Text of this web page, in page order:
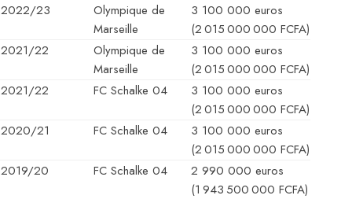
2022/23
Olympique de
Marseille
3 100 000 euros
(2 015 000 000 FCFA)
2021/22
Olympique de
Marseille
3 100 000 euros
(2 015 000 000 FCFA)
2021/22
FC Schalke 04
3 100 000 euros
(2 015 000 000 FCFA)
2020/21
FC Schalke 04
3 100 000 euros
(2 015 000 000 FCFA)
2019/20
FC Schalke 04
2 990 000 euros
(1 943 500 000 FCFA)